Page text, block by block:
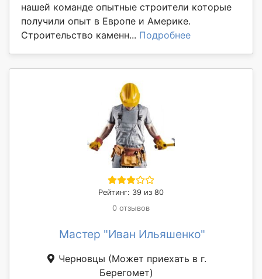
нашей команде опытные строители которые
получили опыт в Европе и Америке.
Строительство каменн... Подробнее
Рейтинг: 39 из 80
0 отзывов
Мастер "Иван Ильяшенко"
Черновцы (Может приехать в г.
Берегомет)